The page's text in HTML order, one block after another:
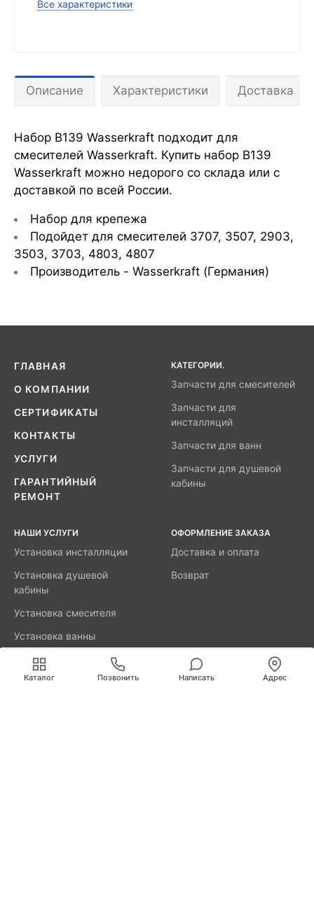
Все характеристики
Описание Характеристики Доставка
Набор B139 Wasserkraft подходит для
смесителей Wasserkraft. Купить набор B139
Wasserkraft можно недорого со склада или с
доставкой по всей России.
Набор для крепежа
Подойдет для смесителей 3707, 3507, 2903,
3503, 3703, 4803, 4807
Производитель - Wasserkraft (Германия)
ГЛАВНАЯ
О КОМПАНИИ
СЕРТИФИКАТЫ
КОНТАКТЫ
УСЛУГИ
ГАРАНТИЙНЫЙ
РЕМОНТ
КАТЕГОРИИ.
Запчасти для смесителей
Запчасти для
инсталляций
Запчасти для ванн
Запчасти для душевой
кабины
НАШИ УСЛУГИ
Установка инсталляции
Установка душевой
кабины
Установка смесителя
Установка ванны
акриловой
ОФОРМЛЕНИЕ ЗАКАЗА
Доставка и оплата
Возврат
Каталог Позвонить Написать Адрес
Мы используем cookies для быстрой и удобной
работы сайта. Продолжая пользоваться сайтом, вы
принимаете условияобработки персональных данных.